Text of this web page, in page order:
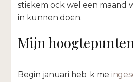
stiekem ook wel een maand
in kunnen doen.
Mijn hoogtepunten
Begin januari heb ik me